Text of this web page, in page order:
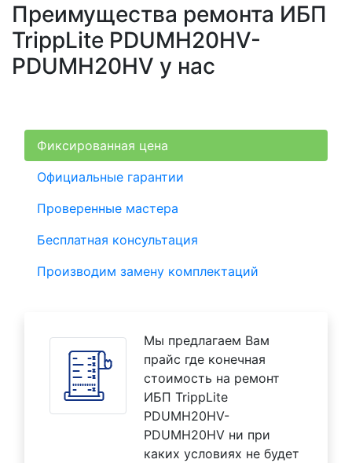
Преимущества ремонта ИБП
TrippLite PDUMH20HV-
PDUMH20HV у нас
Фиксированная цена
Официальные гарантии
Проверенные мастера
Бесплатная консультация
Производим замену комплектаций
Мы предлагаем Вам
прайс где конечная
стоимость на ремонт
ИБП TrippLite
PDUMH20HV-
PDUMH20HV ни при
каких условиях не будет